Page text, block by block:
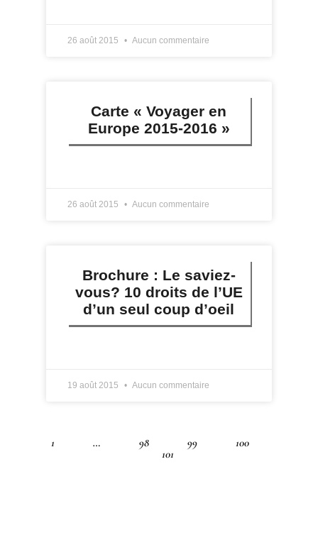
26 août 2015 Aucun commentaire
Carte « Voyager en
Europe 2015-2016 »
26 août 2015 Aucun commentaire
Brochure : Le saviez-
vous? 10 droits de l’UE
d’un seul coup d’oeil
19 août 2015 Aucun commentaire
1 … 98 99
100
101